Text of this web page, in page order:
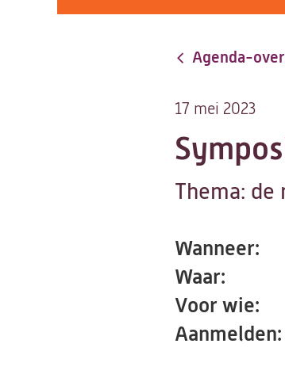
Agenda-
17 mei 2023
Thema:
Wanneer:
Waar:
Voor wie:
Aanmelden: